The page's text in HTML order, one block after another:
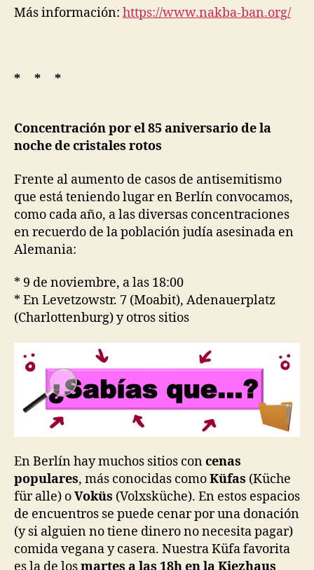
Más información: https://www.nakba-ban.org/
* * *
Concentración por el 85 aniversario de la
noche de cristales rotos
Frente al aumento de casos de antisemitismo
que está teniendo lugar en Berlín convocamos,
como cada año, a las diversas concentraciones
en recuerdo de la población judía asesinada en
Alemania:
* 9 de noviembre, a las 18:00
* En Levetzowstr. 7 (Moabit), Adenauerplatz
(Charlottenburg) y otros sitios
En Berlín hay muchos sitios concenas
populares, más conocidas comoKüfas (Küche
für alle) oVoküs (Volxsküche). En estos espacios
de encuentros se puede cenar por una donación
(y si alguien no tiene dinero no necesita pagar)
comida vegana y casera. Nuestra Küfa favorita
es la de losmartes a las 18h en la Kiezhaus